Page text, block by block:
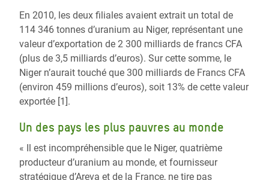
En 2010, les deux filiales avaient extrait un total de
114 346 tonnes d’uranium au Niger, représentant une
valeur d’exportation de 2 300 milliards de francs CFA
(plus de 3,5 milliards d’euros). Sur cette somme, le
Niger n’aurait touché que 300 milliards de Francs CFA
(environ 459 millions d’euros), soit 13% de cette valeur
exportée [1].
Un des pays les plus pauvres au monde
« Il est incompréhensible que le Niger, quatrième
producteur d’uranium au monde, et fournisseur
stratégique d’Areva et de la France, ne tire pas